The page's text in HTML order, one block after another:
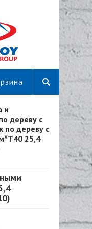
и
дереву с
по дереву с
25,4